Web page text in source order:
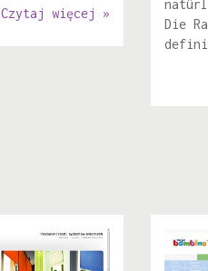
Czytaj więcej »
Die